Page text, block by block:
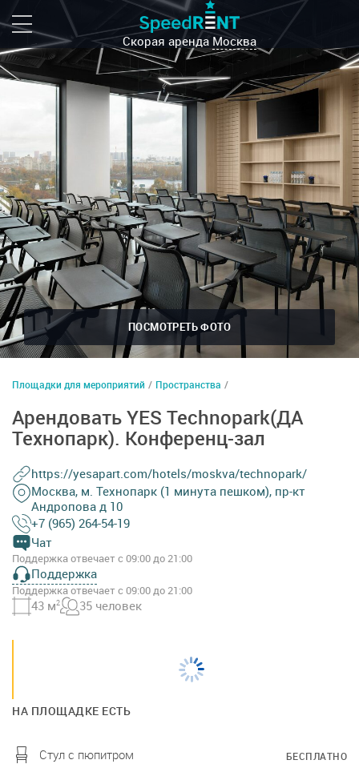
Скорая аренда Москва
ПОСМОТРЕТЬ ФОТО
Площадки для мероприятий / Пространства /
Арендовать YES Technopark(ДА
Технопарк). Конференц-зал
https://yesapart.com/hotels/moskva/technopark/
Москва, м. Технопарк (1 минута пешком), пр-кт
Андропова д 10
+7 (965) 264-54-19
Чат
Поддержка отвечает с 09:00 до 21:00
Поддержка
Поддержка отвечает с 09:00 до 21:00
43 м2 35 человек
НА ПЛОЩАДКЕ ЕСТЬ
Стул с пюпитром БЕСПЛАТНО